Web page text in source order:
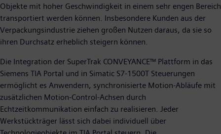
Objekte mit hoher Geschwindigkeit in einem sehr engen Bereich
transportiert werden können. Insbesondere Kunden aus der
Verpackungsindustrie ziehen großen Nutzen daraus, da sie so
ihren Durchsatz erheblich steigern können.
Die Integration der SuperTrak CONVEYANCE™ Plattform in das
Siemens TIA Portal und in Simatic S7-1500T Steuerungen
ermöglicht es Anwendern, synchronisierte Motion-Abläufe mit
zusätzlichen Motion-Control-Achsen durch
Echtzeitkommunikation einfach zu realisieren. Jeder
Werkstückträger lässt sich dabei individuell über